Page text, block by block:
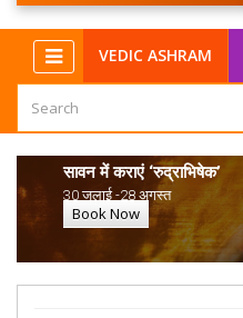
VEDIC ASHRAM
सावन में कराएं ‘रुद्राभिषेक’
30 जुलाई -28 अगस्त
Book Now